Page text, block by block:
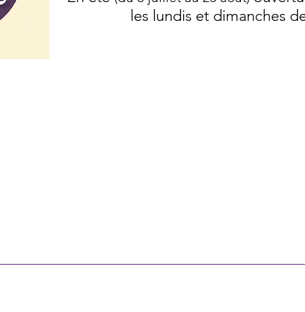
les lundis et dimanches